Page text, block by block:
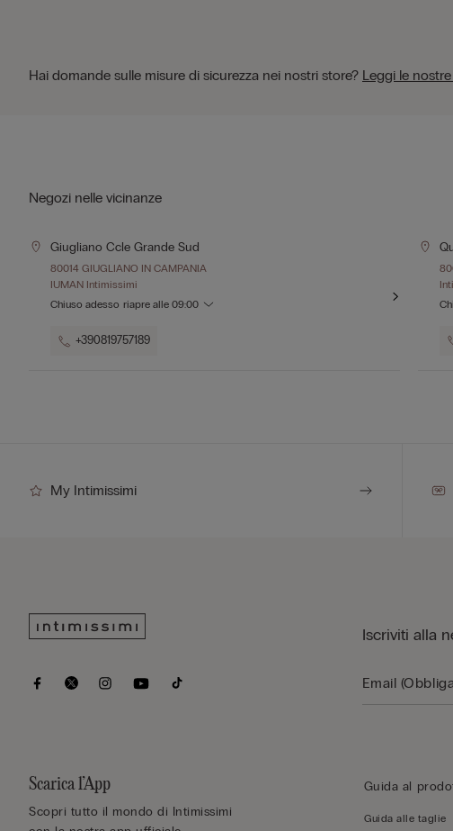
Hai domande sulle misure di sicurezza nei nostri store? Leggi le
Negozi nelle vicinanze
Giugliano Ccle Grande Sud
80014 GIUGLIANO IN CAMPANIA
IUMAN Intimissimi
Chiuso adesso riapre alle 09:00
+390819757189
My Intimissimi
Scarica l’App
Scopri tutto il mondo di Intimissimi
Iscriviti alla
Guida al
Guida alle taglie